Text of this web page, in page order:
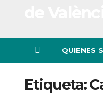
QUIENES
Etiqueta: